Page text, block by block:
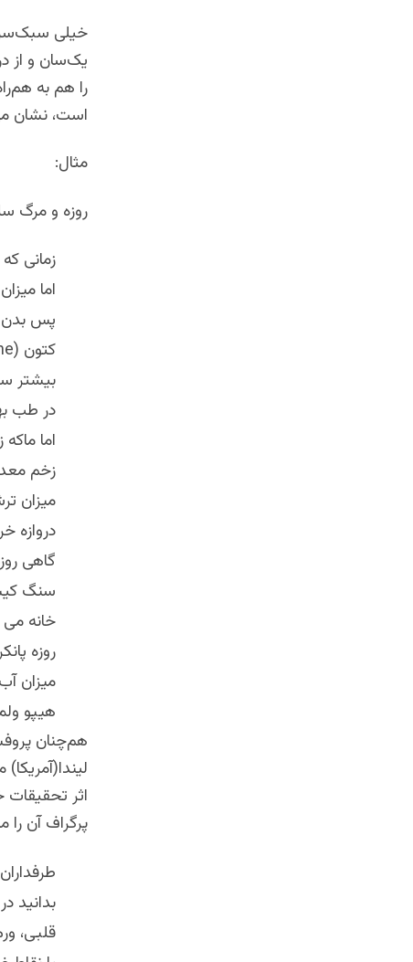
خیلی
یک‌سان و از
را هم به
است، نشان
مثال:
روزه و مرگ
زمانی
اما
پس بدن
کتون (cetone) تبدیل می‌کند.(بوی بدی‌که از دهان روزه‌دار می‌آید، از همین کتون است)
بیشتر
در طب
اما
زخم
میزان
دروازه
گاهی
سنگ
خانه
روزه
میزان
هیپو
هم‌چنان
لیندا(آمریکا)
اثر
پرگراف آن را
بدانید
قلبی،